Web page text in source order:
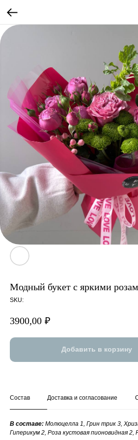
Модный букет с яркими
SKU:
3900,00 ₽
Добавить в корзину
Состав Доставка и согласование
В составе: Молюцелла 1, Грин трик 3,
Гиперикум 2, Роза кустовая пионовидная 2,